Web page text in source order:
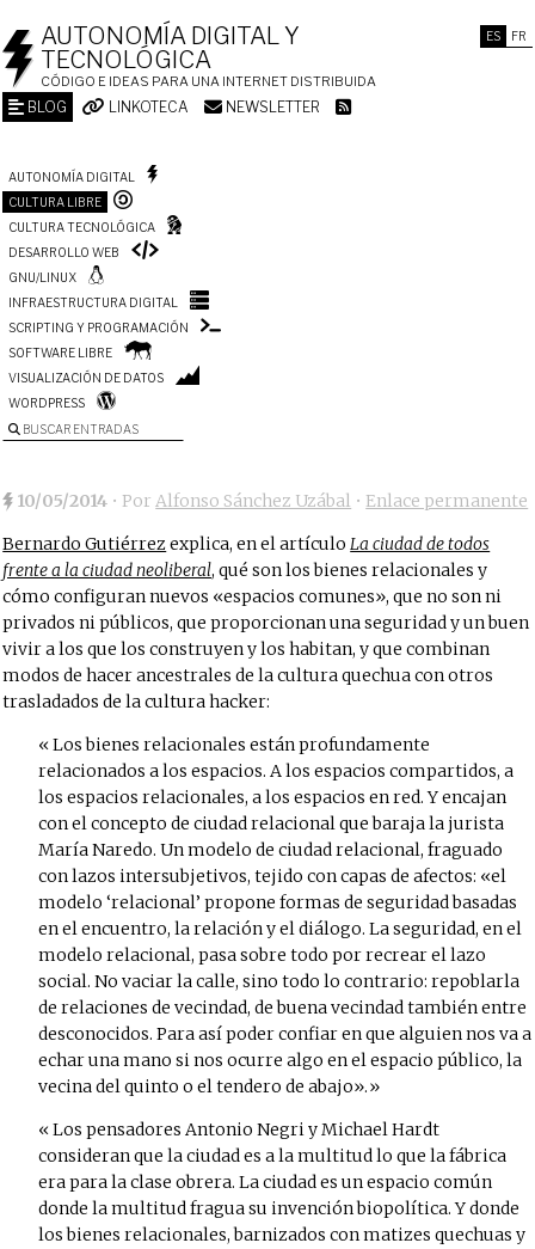
ES FR
AUTONOMÍA DIGITAL Y
TECNOLÓGICA
CÓDIGO E IDEAS PARA UNA INTERNET DISTRIBUIDA
BLOG LINKOTECA NEWSLETTER
AUTONOMÍA DIGITAL
CULTURA LIBRE
CULTURA TECNOLÓGICA
DESARROLLO WEB
GNU/LINUX
INFRAESTRUCTURA DIGITAL
SCRIPTING Y PROGRAMACIÓN
SOFTWARE LIBRE
VISUALIZACIÓN DE DATOS
WORDPRESS
BUSCAR ENTRADAS
10/05/2014 • PorAlfonso Sánchez Uzábal • Enlace permanente
Bernardo Gutiérrezexplica, en el artículoLa ciudad de todos
frente a la ciudad neoliberal, qué son los bienes relacionales y
cómo configuran nuevos «espacios comunes», que no son ni
privados ni públicos, que proporcionan una seguridad y un buen
vivir a los que los construyen y los habitan, y que combinan
modos de hacer ancestrales de la cultura quechua con otros
trasladados de la cultura hacker:
Los bienes relacionales están profundamente
relacionados a los espacios. A los espacios compartidos, a
los espacios relacionales, a los espacios en red. Y encajan
con el concepto de ciudad relacional que baraja la jurista
María Naredo. Un modelo de ciudad relacional, fraguado
con lazos intersubjetivos, tejido con capas de afectos: «el
modelo ‘relacional’ propone formas de seguridad basadas
en el encuentro, la relación y el diálogo. La seguridad, en el
modelo relacional, pasa sobre todo por recrear el lazo
social. No vaciar la calle, sino todo lo contrario: repoblarla
de relaciones de vecindad, de buena vecindad también entre
desconocidos. Para así poder confiar en que alguien nos va a
echar una mano si nos ocurre algo en el espacio público, la
vecina del quinto o el tendero de abajo».
Los pensadores Antonio Negri y Michael Hardt
consideran que la ciudad es a la multitud lo que la fábrica
era para la clase obrera. La ciudad es un espacio común
donde la multitud fragua su invención biopolítica. Y donde
los bienes relacionales, barnizados con matizes quechuas y